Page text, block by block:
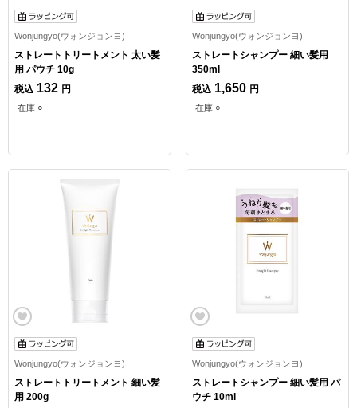
Wonjungyo(ウォンジョンヨ)
ストレートトリートメント 太い髪
用 パウチ 10g
税込 132 円
在庫 ○
Wonjungyo(ウォンジョンヨ)
ストレートシャンプー 細い髪用
350ml
税込 1,650 円
在庫 ○
Wonjungyo(ウォンジョンヨ)
ストレートトリートメント 細い髪
用 200g
Wonjungyo(ウォンジョンヨ)
ストレートシャンプー 細い髪用 パ
ウチ 10ml